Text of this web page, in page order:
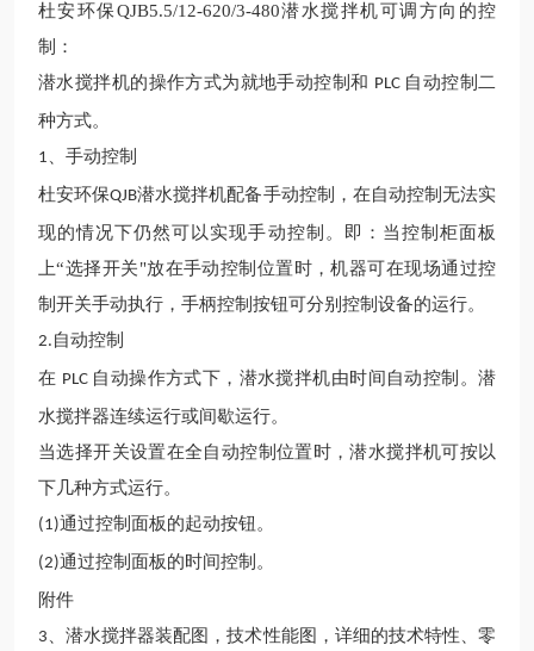
杜安环保QJB5.5/12-620/3-480潜水搅拌机可调方向 的控
制：
潜水搅拌机的操作方式为就地手动控制和 PLC 自动控制二
种方式。
1 、手动控制
杜安环保QJB潜水搅拌机配备手动控制，在自动控制无法实
现的情况下仍然可以实现手动控制。即：当控制柜面板
上“选择开关"放在手动控制位置时，机器可在现场通过控
制开关手动执行，手柄控制按钮可分别控制设备的运行。
2. 自动控制
在 PLC 自动操作方式下，潜水搅拌机由时间自动控制。潜
水搅拌器连续运行或间歇运行。
当选择开关设置在全自动控制位置时，潜水搅拌机可按以
下几种方式运行。
(1)通过控制面板的起动按钮。
(2)通过控制面板的时间控制。
附件
3 、潜水搅拌器装配图，技术性能图，详细的技术特性、零